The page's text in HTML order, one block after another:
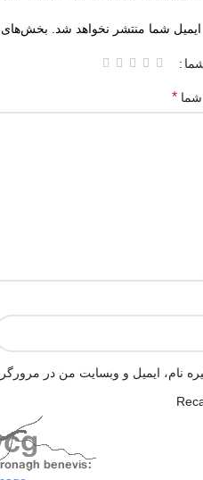
برای پخت برنج قرار می دهند.
از فریدونکنار به شهر تهران و
طارم به سایر شهرها از
بسته بندی
محلی فریدونکنار را مستقیماً از
به قیمت سر مزرعه و شالیزار بخرید.
شما منتشر نخواهد شد. بخش‌های
شما *
نام، ایمیل و وبسایت من در